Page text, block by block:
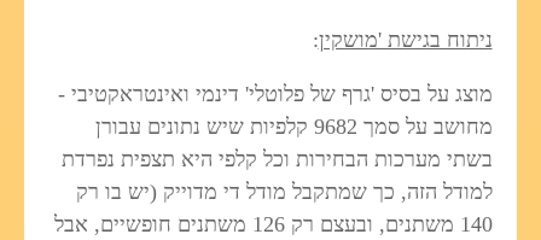
ניתוח בגישת 'מושקין:
מוצג על בסיס 'גרף של פלוטלי' דינמי ואינטראקטיבי -
מחושב על סמך 9682 קלפיות שיש נתונים עבורן
בשתי מערכות הבחירות וכל קלפי היא תצפית נפרדת
למודל הזה, כך שמתקבל מודל די מדוייק (יש בו רק
140 משתנים, ובעצם רק 126 משתנים חופשיים, אבל